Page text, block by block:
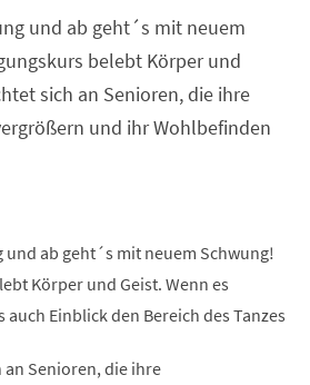
und ab geht´s mit neuem
belebt Körper und
sich an Senioren, die ihre
und ihr Wohlbefinden
und ab geht´s mit neuem Schwung!
Körper und Geist. Wenn es
Einblick den Bereich des Tanzes
an Senioren, die ihre